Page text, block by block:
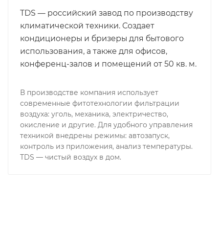
TDS — российский завод по производству
климатической техники. Создает
кондиционеры и бризеры для бытового
использования, а также для офисов,
конференц-залов и помещений от 50 кв. м.
В производстве компания использует
современные фитотехнологии фильтрации
воздуха: уголь, механика, электричество,
окисление и другие. Для удобного управления
техникой внедрены режимы: автозапуск,
контроль из приложения, анализ температуры.
TDS — чистый воздух в дом.